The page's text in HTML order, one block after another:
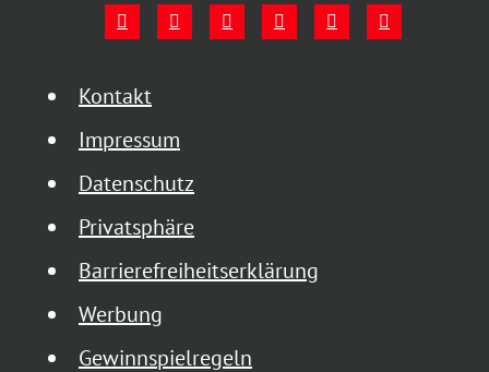
Kontakt
Impressum
Datenschutz
Privatsphäre
Barrierefreiheitserklärung
Werbung
Gewinnspielregeln